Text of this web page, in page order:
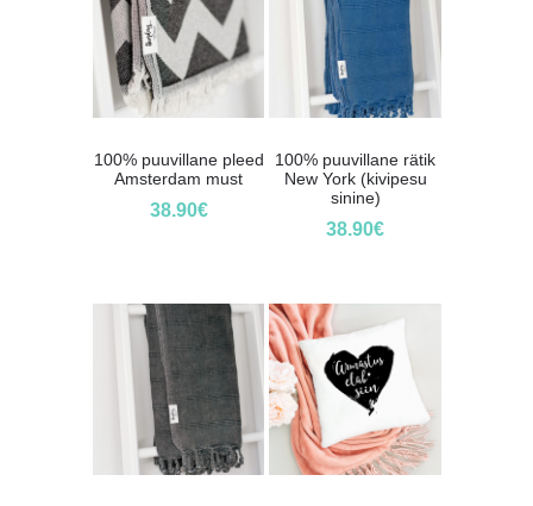
100% puuvillane pleed
Amsterdam must
38.90€
100% puuvillane rätik
New York (kivipesu
sinine)
38.90€